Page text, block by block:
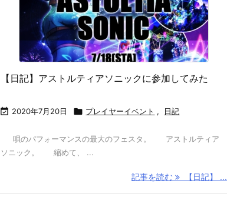
【日記】アストルティアソニックに参加してみた
 2020年7月20日  プレイヤーイベント , 日記
唄のパフォーマンスの最大のフェスタ。 アストルティア
ソニック。 縮めて、 ...
記事を読む 【日記】 ...